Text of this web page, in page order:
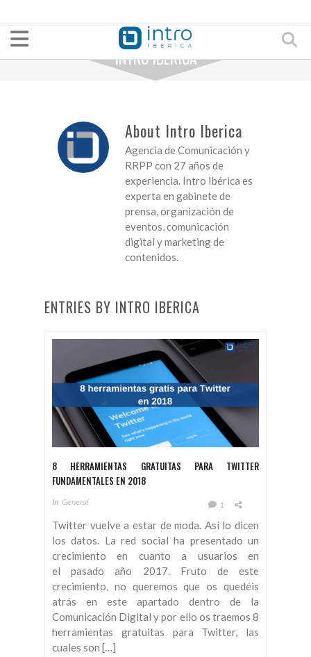
INTRO IBERICA
About Intro Iberica
Agencia de Comunicación y
RRPP con 27 años de
experiencia. Intro Ibérica es
experta en gabinete de
prensa, organización de
eventos, comunicación
digital y marketing de
contenidos.
ENTRIES BY INTRO IBERICA
8 HERRAMIENTAS GRATUITAS PARA TWITTER
FUNDAMENTALES EN 2018
In General 1
Twitter vuelve a estar de moda. Así lo dicen
los datos. La red social ha presentado un
crecimiento en cuanto a usuarios en
el pasado año 2017. Fruto de este
crecimiento, no queremos que os quedéis
atrás en este apartado dentro de la
Comunicación Digital y por ello os traemos 8
herramientas gratuitas para Twitter, las
cuales son […]